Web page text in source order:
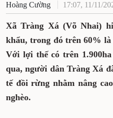
Hoàng Cường 17:07, 11/11/
Xã Tràng Xá (Võ Nhai)
khẩu, trong đó trên 60% là
Với lợi thế có trên
qua, người dân Tràng Xá
tế đồi rừng nhằm nâng
nghèo.